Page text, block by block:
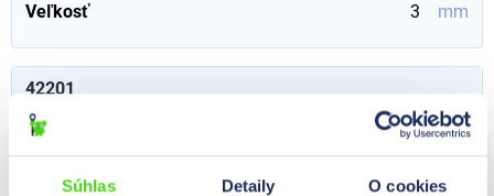
Súhlas Detaily O cookies
Veľkosť 3 mm
42201
Zárezové kliešte, tvar zárezu trojuholník , 4 x 4,5 mm
0,00 €*
Obsah:1 St